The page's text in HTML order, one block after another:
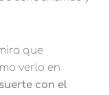
que
verlo en
con el